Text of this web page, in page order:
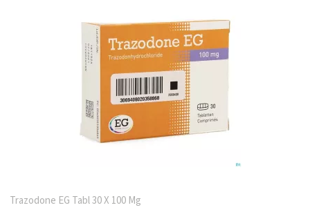
Trazodone EG Tabl 30 X 100 Mg